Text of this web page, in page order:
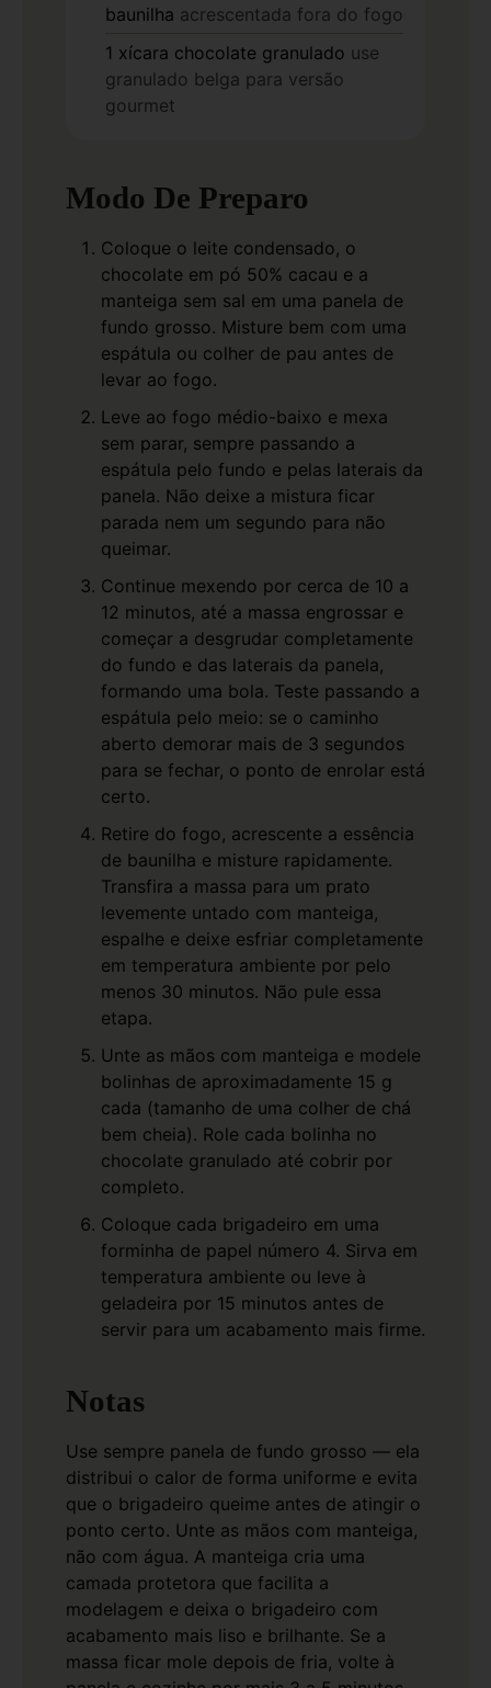
baunilha acrescentada fora do fogo
1 xícara chocolate granulado use
granulado belga para versão
gourmet
Modo De Preparo
Coloque o leite condensado, o
chocolate em pó 50% cacau e a
manteiga sem sal em uma panela de
fundo grosso. Misture bem com uma
espátula ou colher de pau antes de
levar ao fogo.
Leve ao fogo médio-baixo e mexa
sem parar, sempre passando a
espátula pelo fundo e pelas laterais da
panela. Não deixe a mistura ficar
parada nem um segundo para não
queimar.
Continue mexendo por cerca de 10 a
12 minutos, até a massa engrossar e
começar a desgrudar completamente
do fundo e das laterais da panela,
formando uma bola. Teste passando a
espátula pelo meio: se o caminho
aberto demorar mais de 3 segundos
para se fechar, o ponto de enrolar está
certo.
Retire do fogo, acrescente a essência
de baunilha e misture rapidamente.
Transfira a massa para um prato
levemente untado com manteiga,
espalhe e deixe esfriar completamente
em temperatura ambiente por pelo
menos 30 minutos. Não pule essa
etapa.
Unte as mãos com manteiga e modele
bolinhas de aproximadamente 15 g
cada (tamanho de uma colher de chá
bem cheia). Role cada bolinha no
chocolate granulado até cobrir por
completo.
Coloque cada brigadeiro em uma
forminha de papel número 4. Sirva em
temperatura ambiente ou leve à
geladeira por 15 minutos antes de
servir para um acabamento mais firme.
Notas
Use sempre panela de fundo grosso — ela
distribui o calor de forma uniforme e evita
que o brigadeiro queime antes de atingir o
ponto certo. Unte as mãos com manteiga,
não com água. A manteiga cria uma
camada protetora que facilita a
modelagem e deixa o brigadeiro com
acabamento mais liso e brilhante. Se a
massa ficar mole depois de fria, volte à